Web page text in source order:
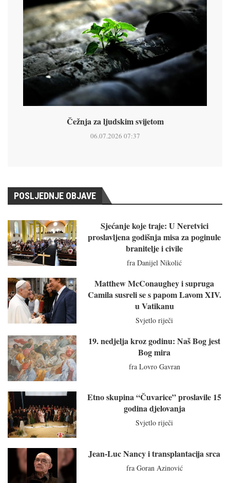
Čežnja za ljudskim svijetom
06.07.2026 07:37
POSLJEDNJE OBJAVE
Sjećanje koje traje: U Neretvici
proslavljena godišnja misa za poginule
branitelje i civile
fra Danijel Nikolić
Matthew McConaughey i supruga
Camila susreli se s papom Lavom XIV.
u Vatikanu
Svjetlo riječi
19. nedjelja kroz godinu: Naš Bog jest
Bog mira
fra Lovro Gavran
Etno skupina “Čuvarice” proslavile 15
godina djelovanja
Svjetlo riječi
Jean-Luc Nancy i transplantacija srca
fra Goran Azinović